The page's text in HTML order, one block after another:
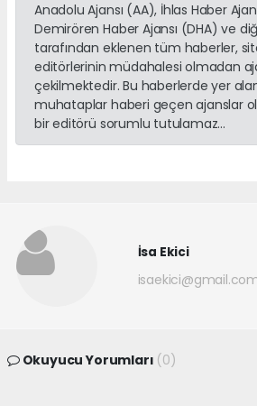
Anadolu Ajansı (AA), İhlas Haber
Demirören Haber Ajansı (DHA) ve
tarafından eklenen tüm haberler,
editörlerinin müdahalesi olmadan
çekilmektedir. Bu haberlerde yer
muhataplar haberi geçen ajanslar
bir editörü sorumlu tutulamaz...
İsa Ekici
Okuyucu Yorumları (0)